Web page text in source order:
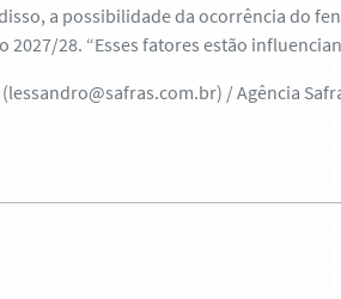
a possibilidade da ocorrência do
2027/28. “Esses fatores estão
/ Agência